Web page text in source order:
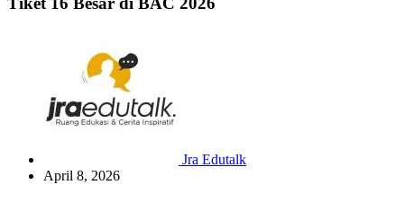
Jra Edutalk
April 8, 2026